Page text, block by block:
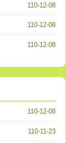
110-12-08
110-12-08
110-12-08
110-12-08
110-11-23